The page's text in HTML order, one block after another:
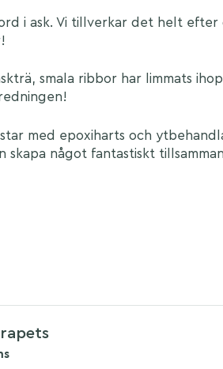
i ask. Vi tillverkar det helt
smala ribbor har limmats
med epoxiharts och
skapa något fantastiskt